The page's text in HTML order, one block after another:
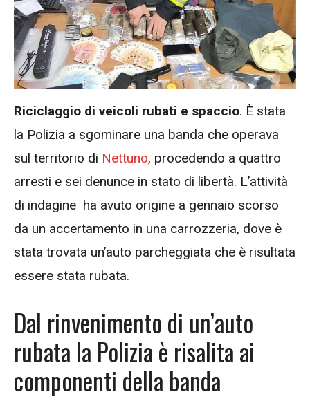
Riciclaggio di veicoli rubati e spaccio. È stata
la Polizia a sgominare una banda che operava
sul territorio di Nettuno, procedendo a quattro
arresti e sei denunce in stato di libertà. L’attività
di indagine ha avuto origine a gennaio scorso
da un accertamento in una carrozzeria, dove è
stata trovata un’auto parcheggiata che è risultata
essere stata rubata.
Dal rinvenimento di un’auto
rubata la Polizia è risalita ai
componenti della banda